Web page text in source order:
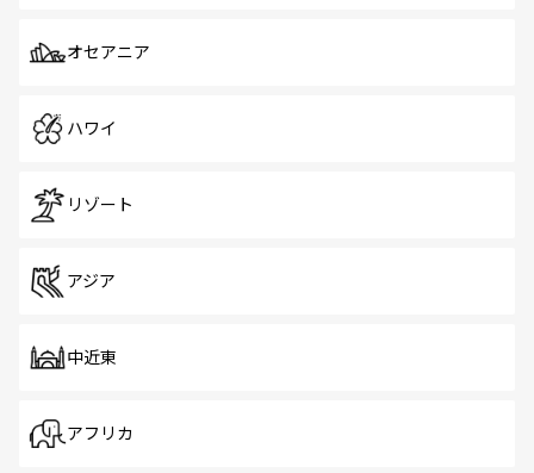
オセアニア
ハワイ
リゾート
アジア
中近東
アフリカ